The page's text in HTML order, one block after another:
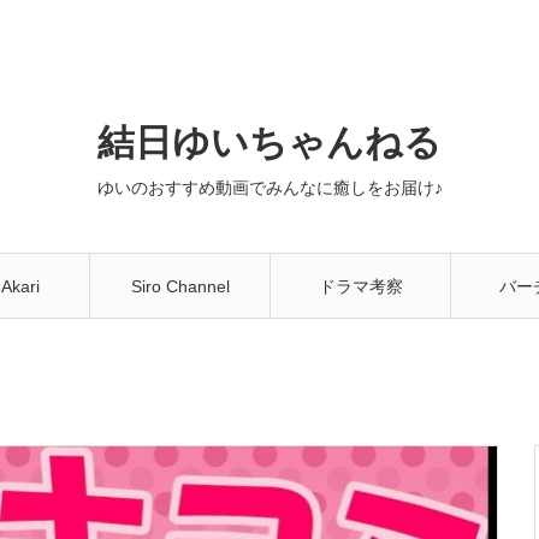
結日ゆいちゃんねる
ゆいのおすすめ動画でみんなに癒しをお届け♪
Siro Channel ドラマ考察 バー